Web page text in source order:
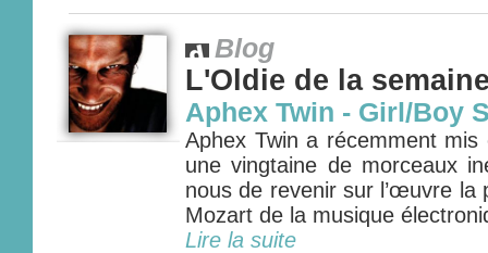
Blog
L'Oldie de la
Aphex Twin - Girl/Boy
Aphex Twin a récemment
une vingtaine de morceaux
nous de revenir sur l’œuvre la
Mozart de la musique
Lire la suite